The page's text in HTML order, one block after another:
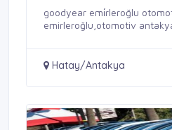
goodyear emi̇rleroğlu
emirleroğlu,otomotiv
Hatay/Antakya